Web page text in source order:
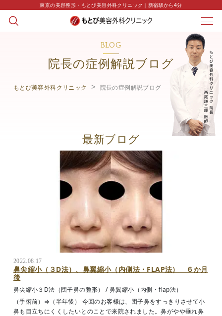
東京の美容整形・もとび美容外科クリニック｜新宿駅から4分
BLOG
院長の症例解説ブログ
もとび美容外科クリニック 院長の症例解説ブログ
最新ブログ
2022.08.17
鼻尖縮小（３D法）、鼻翼縮小（内側法・FLAP法） ６か月
後
鼻尖縮小３D法（団子鼻の整形） /鼻翼縮小（内側・flap法）
（手術前）⇒（半年後） 今回のお客様は、団子鼻をすっきりさせて小
鼻も目立ちにくくしたいとのことで来院されました。鼻がやや垂れ鼻